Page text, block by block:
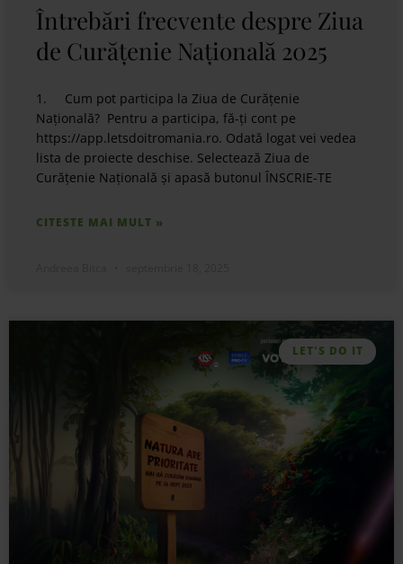
Întrebări frecvente despre Ziua
de Curățenie Națională 2025
1. Cum pot participa la Ziua de Curățenie
Națională? Pentru a participa, fă-ți cont pe
https://app.letsdoitromania.ro. Odată logat vei vedea
lista de proiecte deschise. Selectează Ziua de
Curățenie Națională și apasă butonul ÎNSCRIE-TE
CITESTE MAI MULT »
LET'S DO IT